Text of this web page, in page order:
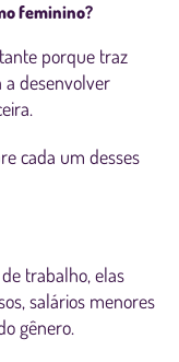
feminino?
porque traz
a desenvolver
cada um desses
trabalho, elas
salários menores
gênero.